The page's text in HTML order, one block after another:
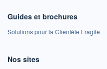
Guides et brochures
Solutions pour la Clientèle Fragile
Nos sites